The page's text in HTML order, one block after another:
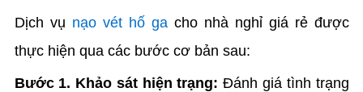
Dịch vụ nạo vét hố gacho nhà nghỉ giá rẻ được
thực hiện qua các bước cơ bản sau:
Bước 1. Khảo sát hiện trạng:Đánh giá tình trạng